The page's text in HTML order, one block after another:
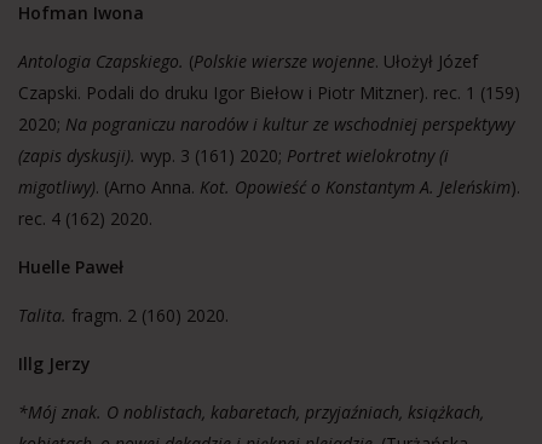
Hofman Iwona
Antologia Czapskiego. (Polskie wiersze wojenne. Ułożył Józef
Czapski. Podali do druku Igor Biełow i Piotr Mitzner). rec. 1 (159)
2020; Na pograniczu narodów i kultur ze wschodniej perspektywy
(zapis dyskusji). wyp. 3 (161) 2020; Portret wielokrotny (i
migotliwy). (Arno Anna. Kot. Opowieść o Konstantym A. Jeleńskim).
rec. 4 (162) 2020.
Huelle Paweł
Talita. fragm. 2 (160) 2020.
Illg Jerzy
*Mój znak. O noblistach, kabaretach, przyjaźniach, książkach,